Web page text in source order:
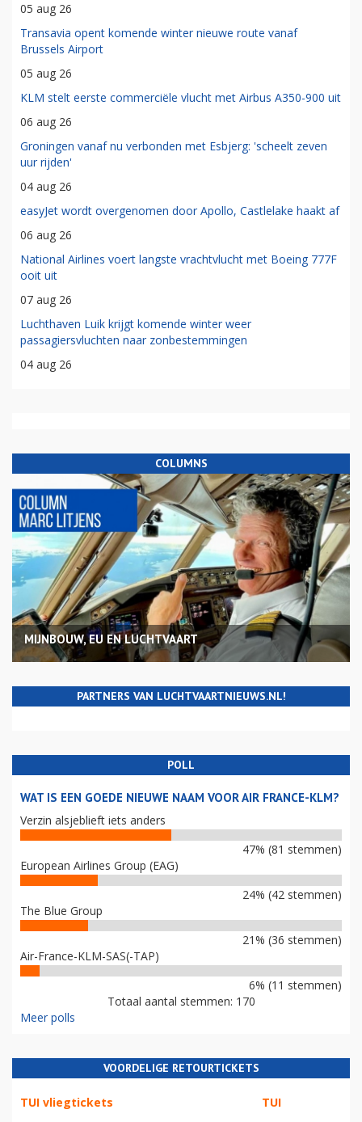
05 aug 26
Transavia opent komende winter nieuwe route vanaf
Brussels Airport
05 aug 26
KLM stelt eerste commerciële vlucht met Airbus A350-900 uit
06 aug 26
Groningen vanaf nu verbonden met Esbjerg: 'scheelt zeven
uur rijden'
04 aug 26
easyJet wordt overgenomen door Apollo, Castlelake haakt af
06 aug 26
National Airlines voert langste vrachtvlucht met Boeing 777F
ooit uit
07 aug 26
Luchthaven Luik krijgt komende winter weer
passagiersvluchten naar zonbestemmingen
04 aug 26
COLUMNS
MIJNBOUW, EU EN LUCHTVAART
PARTNERS VAN LUCHTVAARTNIEUWS.NL!
POLL
WAT IS EEN GOEDE NIEUWE NAAM VOOR AIR FRANCE-KLM?
Verzin alsjeblieft iets anders
47% (81 stemmen)
European Airlines Group (EAG)
24% (42 stemmen)
The Blue Group
21% (36 stemmen)
Air-France-KLM-SAS(-TAP)
6% (11 stemmen)
Totaal aantal stemmen: 170
Meer polls
VOORDELIGE RETOURTICKETS
TUI vliegtickets TUI